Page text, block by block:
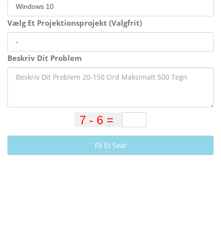
Vælg Et Projektionsprojekt (Valgfrit)
Beskriv Dit Problem
Få Et Svar